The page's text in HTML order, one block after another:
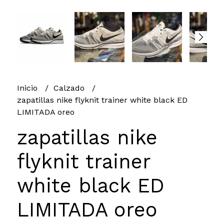
Inicio
Calzado
zapatillas nike flyknit trainer white black ED
LIMITADA oreo
zapatillas nike
flyknit trainer
white black ED
LIMITADA oreo